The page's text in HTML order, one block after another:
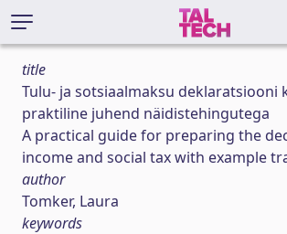
title
Tulu- ja sotsiaalmaksu deklaratsiooni
praktiline juhend näidistehingutega
A practical guide for preparing the
income and social tax with example
author
Tomker, Laura
keywords